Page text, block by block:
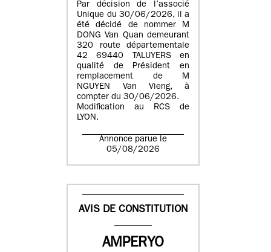
Par décision de l’associé
Unique du 30/06/2026, il a
été décidé de nommer M
DONG Van Quan demeurant
320 route départementale
42 69440 TALUYERS en
qualité de Président en
remplacement de M
NGUYEN Van Vieng, à
compter du 30/06/2026.
Modification au RCS de
LYON.
Annonce parue le
05/08/2026
AVIS DE CONSTITUTION
AMPERYO